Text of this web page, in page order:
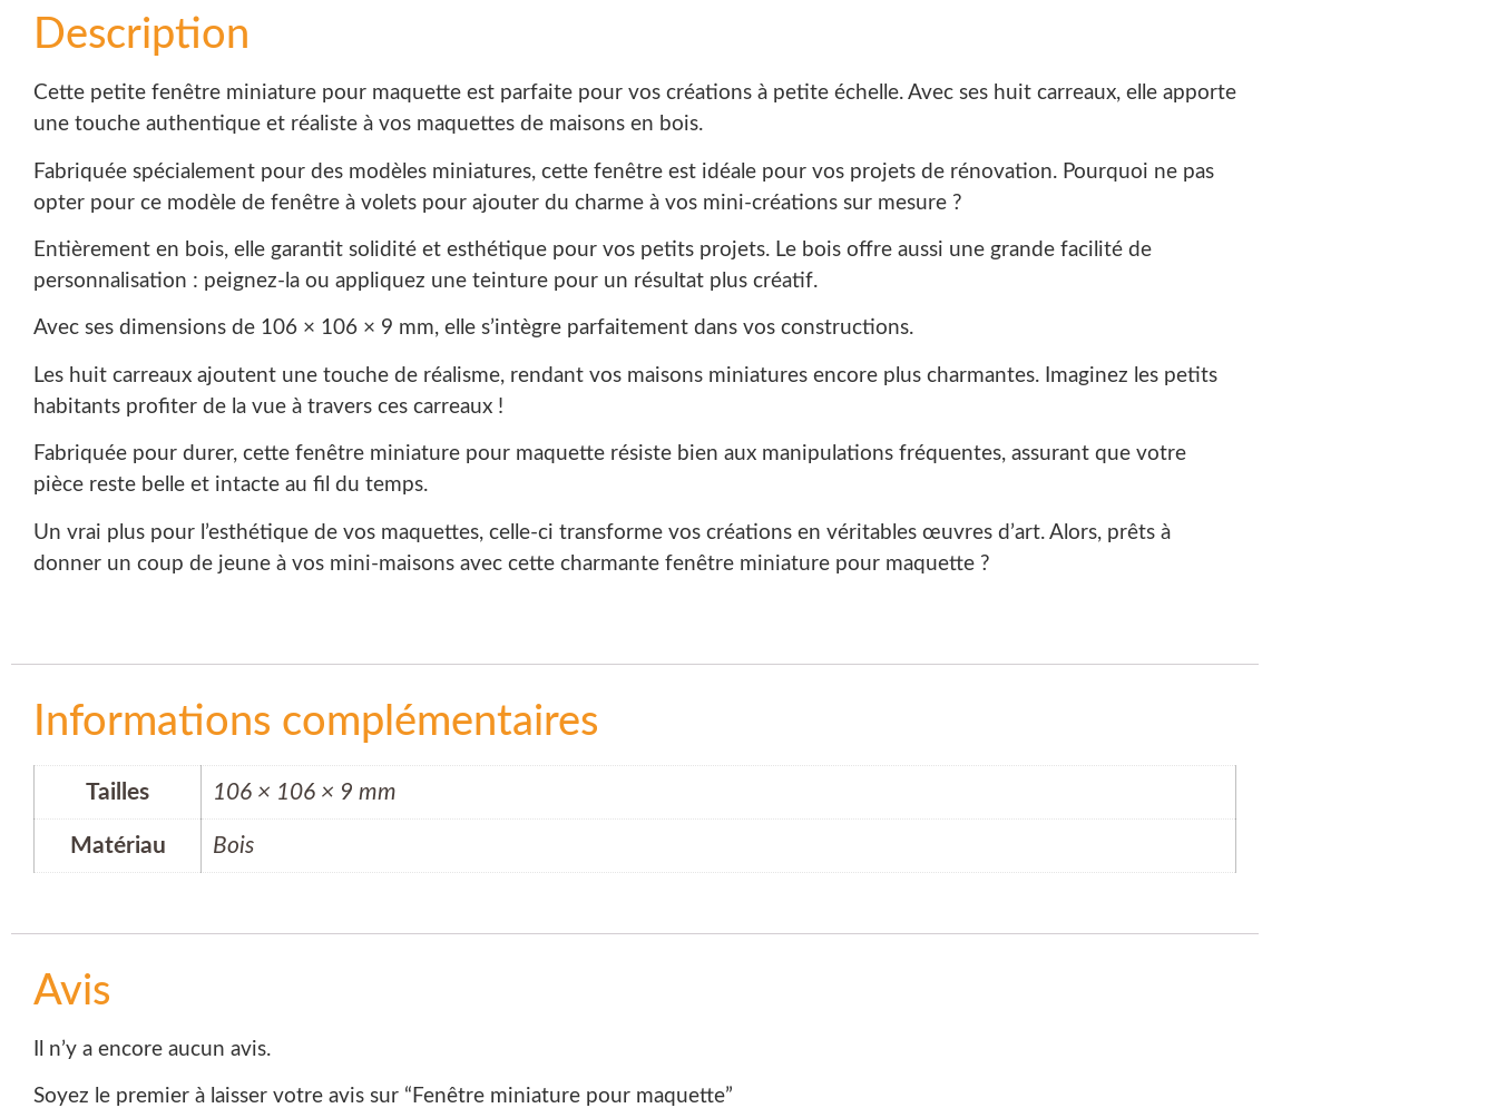
Description
Cette petite fenêtre miniature pour maquette est parfaite pour vos créations à petite échelle. Avec ses huit carreaux, elle apporte
une touche authentique et réaliste à vos maquettes de maisons en bois.
Fabriquée spécialement pour des modèles miniatures, cette fenêtre est idéale pour vos projets de rénovation. Pourquoi ne pas
opter pour ce modèle de fenêtre à volets pour ajouter du charme à vos mini-créations sur mesure ?
Entièrement en bois, elle garantit solidité et esthétique pour vos petits projets. Le bois offre aussi une grande facilité de
personnalisation : peignez-la ou appliquez une teinture pour un résultat plus créatif.
Avec ses dimensions de 106 × 106 × 9 mm, elle s’intègre parfaitement dans vos constructions.
Les huit carreaux ajoutent une touche de réalisme, rendant vos maisons miniatures encore plus charmantes. Imaginez les petits
habitants profiter de la vue à travers ces carreaux !
Fabriquée pour durer, cette fenêtre miniature pour maquette résiste bien aux manipulations fréquentes, assurant que votre
pièce reste belle et intacte au fil du temps.
Un vrai plus pour l’esthétique de vos maquettes, celle-ci transforme vos créations en véritables œuvres d’art. Alors, prêts à
donner un coup de jeune à vos mini-maisons avec cette charmante fenêtre miniature pour maquette ?
Informations complémentaires
Tailles 106 × 106 × 9 mm
Matériau Bois
Avis
Il n’y a encore aucun avis.
Soyez le premier à laisser votre avis sur “Fenêtre miniature pour maquette”